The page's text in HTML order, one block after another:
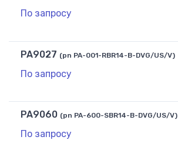
По запросу
PA9027 (pn PA-001-RBR14-B-DVG/US/V)
По запросу
PA9060 (pn PA-600-SBR14-B-DVG/US/V)
По запросу